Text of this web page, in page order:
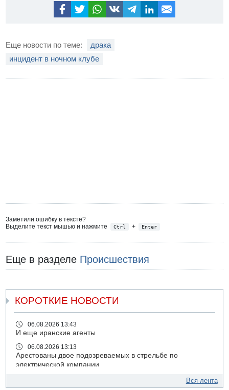
Еще новости по теме:
драка
инцидент в ночном клубе
Заметили ошибку в тексте?
Выделите текст мышью и нажмите
Ctrl + Enter
Еще в разделе Происшествия
КОРОТКИЕ НОВОСТИ
06.08.2026 13:43
И еще иранские агенты
06.08.2026 13:13
Арестованы двое подозреваемых в стрельбе по
электрической компании
Возле Кирьят-Арбы пожар на местности
Вся лента